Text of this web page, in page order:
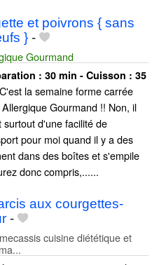
et poivrons { sans
} -
Gourmand
: 30 min - Cuisson : 35
C'est la semaine forme carrée
Gourmand !! Non, il
surtout d'une facilité de
pour moi quand il y a des
dans des boîtes et s'empile
donc compris,......
aux courgettes-
-
cuisine diététique et